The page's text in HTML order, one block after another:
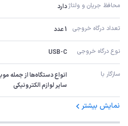
محافظ جریان و ولتاژدارد
تعداد درگاه خروجی 1 عدد
نوع درگاه خروجی USB-C
سازگار با
سایر لوازم الکترونیکی
نمایش بیشتر